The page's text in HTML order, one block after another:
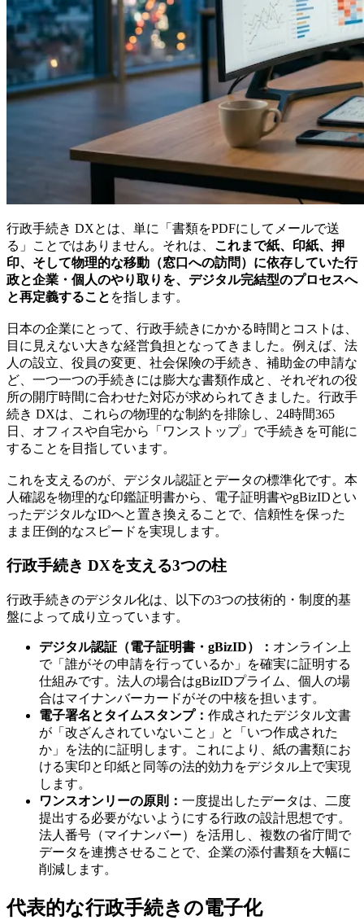
行政手続き DXとは、単に「書類をPDFにしてメールで送
る」ことではありません。それは、 これまで紙、印紙、押
印、そして物理的な移動（窓口への訪問）に依存していた行
政と企業・個人のやり取りを、デジタル完結型のプロセスへ
と再定義すること を指します。
日本の企業にとって、行政手続きにかかる時間とコストは、
目に見えない大きな経営負担となってきました。例えば、法
人の設立、役員の変更、社会保険の手続き、補助金の申請な
ど、一つ一つの手続きには膨大な書類作成と、それぞれの役
所の開庁時間に合わせた対応が求められてきました。行政手
続き DXは、これらの物理的な制約を排除し、24時間365
日、オフィスや自宅から「ワンストップ」で手続きを可能に
することを目指しています。
これを支えるのが、 デジタル認証とデータの標準化です。本
人確認を物理的な印鑑証明書から、電子証明書やgBizIDとい
ったデジタルなIDへと置き換えることで、信頼性を保った
まま圧倒的なスピードを実現します。
行政手続き DXを支える3つの柱
行政手続きのデジタル化は、以下の3つの技術的・制度的基
盤によって成り立っています。
デジタル認証（電子証明書・gBizID）： オンライン上
で「誰がその申請を行っているか」を確実に証明する
仕組みです。法人の場合はgBizIDプライム、個人の場
合はマイナンバーカードがその中核を担います。
電子署名とタイムスタンプ： 作成されたデジタル文書
が「改ざんされていないこと」と「いつ作成された
か」を法的に証明します。これにより、紙の書類にお
ける実印と印紙と同等の法的効力をデジタル上で実現
します。
ワンスオンリーの原則： 一度提出したデータは、二度
提出する必要がないようにする行政の設計思想です。
法人番号（マイナンバー）を活用し、複数の省庁間で
データを連携させることで、企業の添付書類を大幅に
削減します。
代表的な行政手続きの電子化